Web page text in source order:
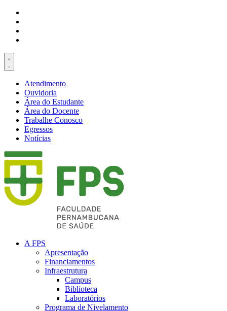
Atendimento
Ouvidoria
Área do Estudante
Área do Docente
Trabalhe Conosco
Egressos
Notícias
A FPS
Apresentação
Financiamentos
Infraestrutura
Campus
Biblioteca
Laboratórios
Programa de Nivelamento